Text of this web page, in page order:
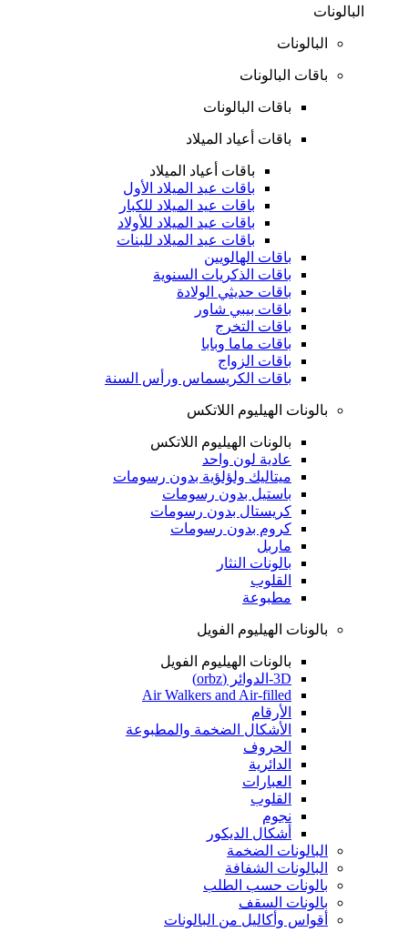
البالونات
البالونات
باقات البالونات
باقات البالونات
باقات أعياد الميلاد
باقات أعياد الميلاد
باقات عيد الميلاد الأول
باقات عيد الميلاد للكبار
باقات عيد الميلاد للأولاد
باقات عيد الميلاد للبنات
باقات الهالويين
باقات الذكريات السنوية
باقات حديثي الولادة
باقات بيبي شاور
باقات التخرج
باقات ماما وبابا
باقات الزواج
باقات الكريسماس ورأس السنة
بالونات الهيليوم اللاتكس
بالونات الهيليوم اللاتكس
عادية لون واحد
ميتاليك ولؤلؤية بدون رسومات
باستيل بدون رسومات
كريستال بدون رسومات
كروم بدون رسومات
ماربل
بالونات النثار
القلوب
مطبوعة
بالونات الهيليوم الفويل
بالونات الهيليوم الفويل
3D-الدوائر (orbz)
Air Walkers and Air-filled
الأرقام
الأشكال الضخمة والمطبوعة
الحروف
الدائرية
العبارات
القلوب
نجوم
أشكال الديكور
البالونات الضخمة
البالونات الشفافة
بالونات حسب الطلب
بالونات السقف
أقواس وأكاليل من البالونات